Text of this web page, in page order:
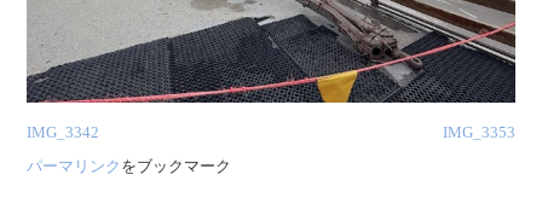
IMG_3342
IMG_3353
パーマリンク をブックマーク